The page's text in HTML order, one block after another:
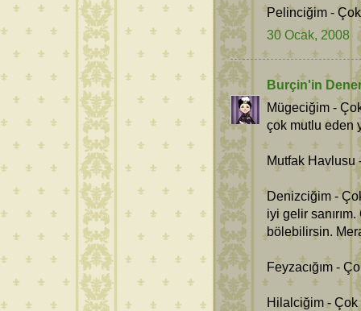
Pelinciğim -
30 Ocak, 2008
Burçin'in
Mügeciğim -
çok mutlu eden
Mutfak Havlusu
Denizciğim -
iyi gelir
bölebilirsin.
Feyzacığım -
Hilalciğim - Çok